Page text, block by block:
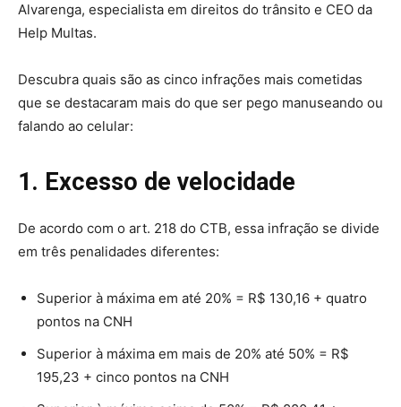
Alvarenga, especialista em direitos do trânsito e CEO da
Help Multas.
Descubra quais são as cinco infrações mais cometidas
que se destacaram mais do que ser pego manuseando ou
falando ao celular:
1. Excesso de velocidade
De acordo com o art. 218 do CTB, essa infração se divide
em três penalidades diferentes:
Superior à máxima em até 20% = R$ 130,16 + quatro
pontos na CNH
Superior à máxima em mais de 20% até 50% = R$
195,23 + cinco pontos na CNH